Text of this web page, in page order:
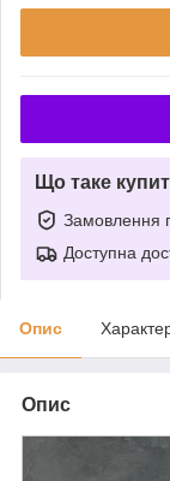
Що таке
Замовлення
Доступна
Опис
Опис